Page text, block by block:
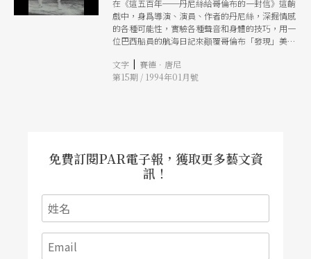
在《這五百年──丹尼絲給哥倫布的一封信》這齣
戲中，身爲導演、演員、作者的丹尼絲，深掘情感
的各種可能性，實驗各種聲音和身體的技巧，用一
位巴西船員的航海日記來顚覆哥倫布「發現」美洲
文字 | 賽德．唐尼
第15期 / 1994年01月號
免費訂閱PAR電子報，獲取更多藝文資
訊！